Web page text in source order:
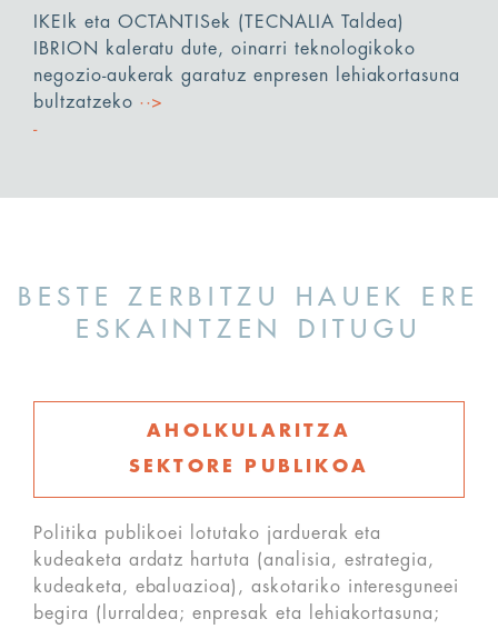
IKEIk eta OCTANTISek (TECNALIA Taldea)
IBRION kaleratu dute, oinarri teknologikoko
negozio-aukerak garatuz enpresen lehiakortasuna
bultzatzeko ··>
BESTE ZERBITZU HAUEK ERE
ESKAINTZEN DITUGU
AHOLKULARITZA
SEKTORE PUBLIKOA
Politika publikoei lotutako jarduerak eta
kudeaketa ardatz hartuta (analisia, estrategia,
kudeaketa, ebaluazioa), askotariko interesguneei
begira (lurraldea; enpresak eta lehiakortasuna;